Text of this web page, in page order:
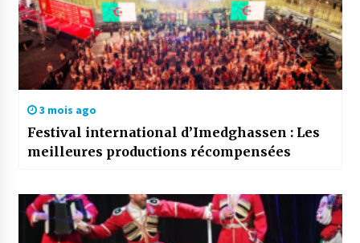
3 mois ago
Festival international d’Imedghassen : Les
meilleures productions récompensées